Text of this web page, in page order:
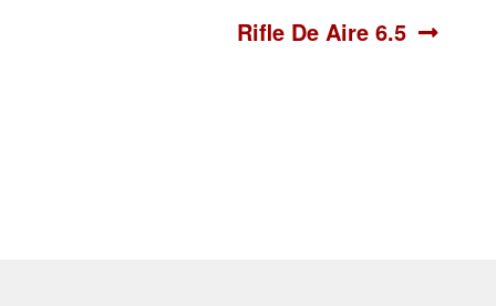
Siguiente:
Rifle De Aire 6.5